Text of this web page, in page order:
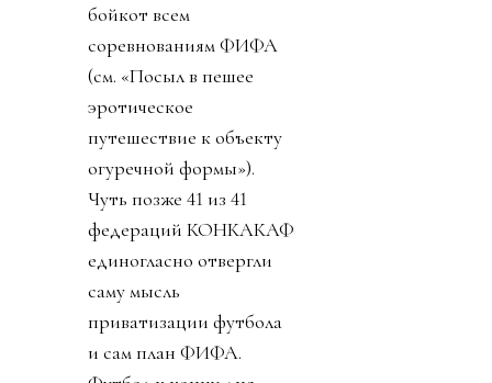
бойкот всем
соревнованиям ФИФА
(см. «Посыл в пешее
эротическое
путешествие к объекту
огуречной формы»).
Чуть позже 41 из 41
федераций КОНКАКАФ
единогласно отвергли
саму мысль
приватизации футбола
и сам план ФИФА.